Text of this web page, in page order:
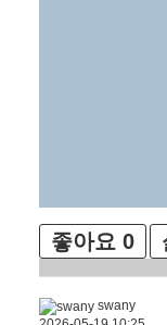
좋아요 0
swany